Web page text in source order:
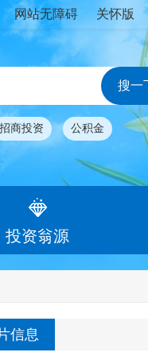
网站无障碍 关怀版
招商投资 公积金
投资翁源
信息